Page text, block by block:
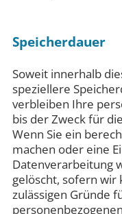
Speicherdauer
Soweit innerhalb
speziellere
verbleiben Ihre
bis der Zweck für
Wenn Sie ein
machen oder eine
Datenverarbeitung
gelöscht, sofern wir
zulässigen Gründe